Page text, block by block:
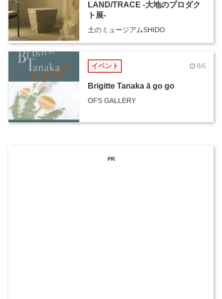
LAND/TRACE -大地のプロダク
ト展-
土のミュージアムSHIDO
イベント 8/6
Brigitte Tanaka ā go go
OFS GALLERY
PR